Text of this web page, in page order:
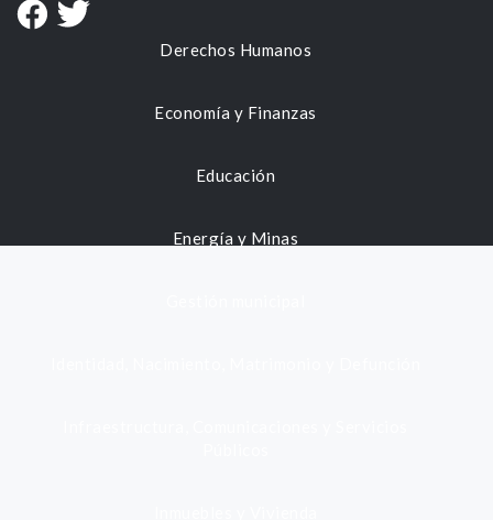
Derechos Humanos
Economía y Finanzas
Educación
Energía y Minas